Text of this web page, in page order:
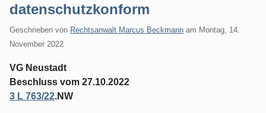
datenschutzkonform
Geschrieben von Rechtsanwalt Marcus Beckmann am Montag, 14.
November 2022
VG Neustadt
Beschluss vom 27.10.2022
3 L 763/22.NW